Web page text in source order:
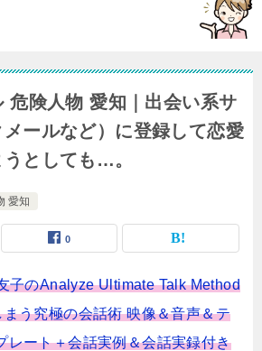
危険人物 愛知｜出会い系サ
ールなど）に登録して恋愛
としても…。
愛知
0
子のAnalyze Ultimate Talk Method
う究極の会話術 映像＆音声＆テ
レート＋会話実例＆会話実録付き